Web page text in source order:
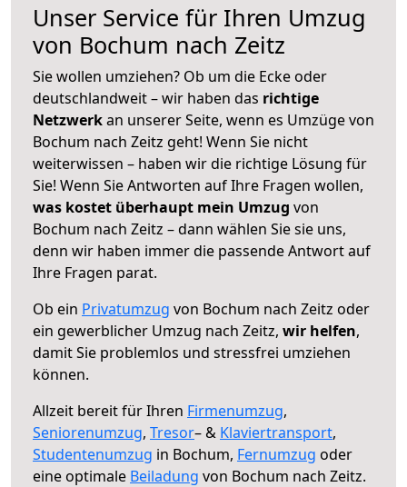
Unser Service für Ihren Umzug
von Bochum nach Zeitz
Sie wollen umziehen? Ob um die Ecke oder
deutschlandweit – wir haben das richtige
Netzwerkan unserer Seite, wenn es Umzüge von
Bochum nach Zeitz geht! Wenn Sie nicht
weiterwissen – haben wir die richtige Lösung für
Sie! Wenn Sie Antworten auf Ihre Fragen wollen,
was kostet überhaupt mein Umzug von
Bochum nach Zeitz – dann wählen Sie sie uns,
denn wir haben immer die passende Antwort auf
Ihre Fragen parat.
Ob ein Privatumzug von Bochum nach Zeitz oder
ein gewerblicher Umzug nach Zeitz, wir helfen,
damit Sie problemlos und stressfrei umziehen
können.
Allzeit bereit für Ihren Firmenumzug,
Seniorenumzug, Tresor– & Klaviertransport,
Studentenumzug in Bochum, Fernumzug oder
eine optimale Beiladung von Bochum nach Zeitz.